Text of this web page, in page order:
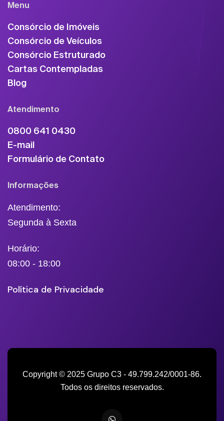
Menu
Consórcio de Imóveis
Consórcio de Veículos
Consórcio Estruturado
Cartas Contempladas
Blog
Atendimento
0800 641 0430
E-mail
Formulário de Contato
Informações
Atendimento:
Segunda à Sexta
Horário:
08:00 - 18:00
Política de Privacidade
Copyright © 2025 Grupo C3 - 49.799.242/0001-86.
Todos os direitos reservados.